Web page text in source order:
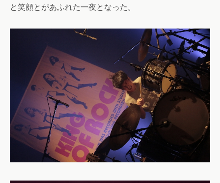
と笑顔とがあふれた一夜となった。